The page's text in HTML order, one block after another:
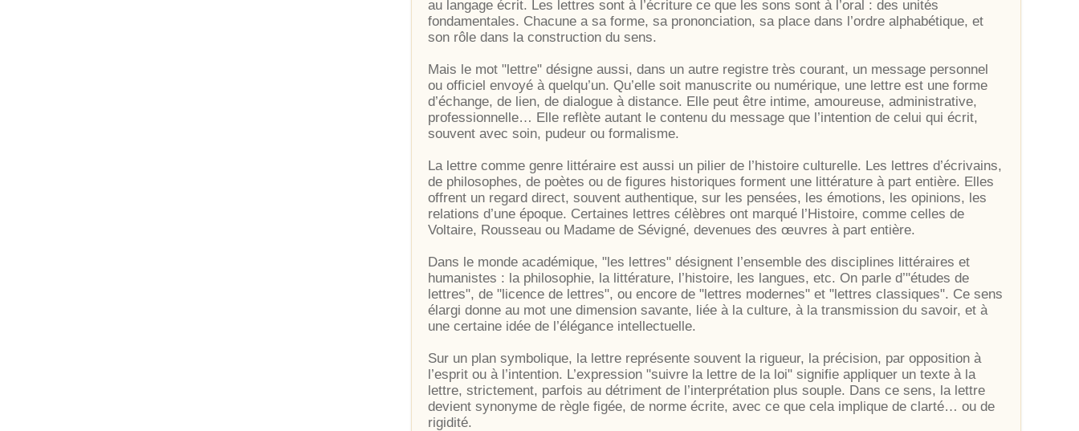
au langage écrit. Les lettres sont à l’écriture ce que les sons sont à l’oral : des unités
fondamentales. Chacune a sa forme, sa prononciation, sa place dans l’ordre alphabétique, et
son rôle dans la construction du sens.
Mais le mot "lettre" désigne aussi, dans un autre registre très courant, un message personnel
ou officiel envoyé à quelqu’un. Qu’elle soit manuscrite ou numérique, une lettre est une forme
d’échange, de lien, de dialogue à distance. Elle peut être intime, amoureuse, administrative,
professionnelle… Elle reflète autant le contenu du message que l’intention de celui qui écrit,
souvent avec soin, pudeur ou formalisme.
La lettre comme genre littéraire est aussi un pilier de l’histoire culturelle. Les lettres d’écrivains,
de philosophes, de poètes ou de figures historiques forment une littérature à part entière. Elles
offrent un regard direct, souvent authentique, sur les pensées, les émotions, les opinions, les
relations d’une époque. Certaines lettres célèbres ont marqué l’Histoire, comme celles de
Voltaire, Rousseau ou Madame de Sévigné, devenues des œuvres à part entière.
Dans le monde académique, "les lettres" désignent l’ensemble des disciplines littéraires et
humanistes : la philosophie, la littérature, l’histoire, les langues, etc. On parle d’"études de
lettres", de "licence de lettres", ou encore de "lettres modernes" et "lettres classiques". Ce sens
élargi donne au mot une dimension savante, liée à la culture, à la transmission du savoir, et à
une certaine idée de l’élégance intellectuelle.
Sur un plan symbolique, la lettre représente souvent la rigueur, la précision, par opposition à
l’esprit ou à l’intention. L’expression "suivre la lettre de la loi" signifie appliquer un texte à la
lettre, strictement, parfois au détriment de l’interprétation plus souple. Dans ce sens, la lettre
devient synonyme de règle figée, de norme écrite, avec ce que cela implique de clarté… ou de
rigidité.